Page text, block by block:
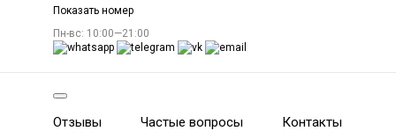
Показать номер
Пн-вс: 10:00—21:00
Отзывы Частые вопросы Контакты